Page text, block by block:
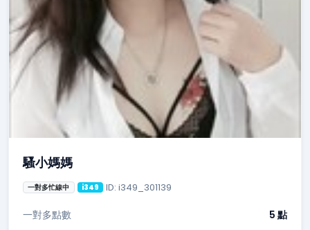
騷小媽媽
一對多忙線中 i349 ID: i349_301139
一對多點數 5 點